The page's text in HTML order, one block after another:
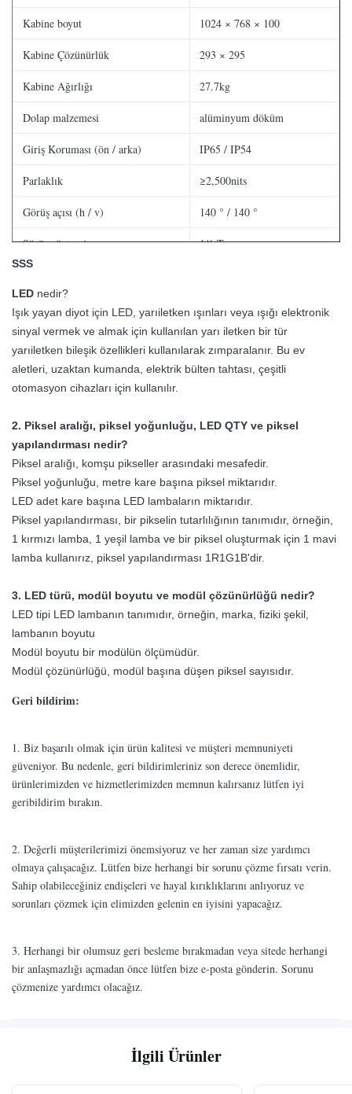
Kabine boyut 1024 × 768 × 100
Kabine Çözünürlük 293 × 295
Kabine Ağırlığı 27.7kg
Dolap malzemesi alüminyum döküm
Giriş Koruması (ön / arka) IP65 / IP54
Parlaklık ≥2,500nits
Görüş açısı (h / v) 140 ° / 140 °
Sürüş yöntemi 1/6 Tarama
Veri Yenileme Hızı > 2000Hz
Gri Ölçek 16bit
Güç Tüketimi (ort.) 300W / m
60Hz
Sıcaklık (çalışma / depolama)
Nem (çalışma / depolama)
% 10 ~% 90 RH /% 10 ~%
85 RH
Ömür ≥100000 Saat
SSS
LED nedir?
Işık yayan diyot için LED, yarıiletken ışınları veya ışığı elektronik
sinyal vermek ve almak için kullanılan yarı iletken bir tür
yarıiletken bileşik özellikleri kullanılarak zımparalanır. Bu ev
aletleri, uzaktan kumanda, elektrik bülten tahtası, çeşitli
otomasyon cihazları için kullanılır.
2. Piksel aralığı, piksel yoğunluğu, LED QTY ve piksel
yapılandırması nedir?
Piksel aralığı, komşu pikseller arasındaki mesafedir.
Piksel yoğunluğu, metre kare başına piksel miktarıdır.
LED adet kare başına LED lambaların miktarıdır.
Piksel yapılandırması, bir pikselin tutarlılığının tanımıdır, örneğin,
1 kırmızı lamba, 1 yeşil lamba ve bir piksel oluşturmak için 1 mavi
lamba kullanırız, piksel yapılandırması 1R1G1B'dir.
3. LED türü, modül boyutu ve modül çözünürlüğü nedir?
LED tipi LED lambanın tanımıdır, örneğin, marka, fiziki şekil,
lambanın boyutu
Modül boyutu bir modülün ölçümüdür.
Modül çözünürlüğü, modül başına düşen piksel sayısıdır.
Geri bildirim:
1. Biz başarılı olmak için ürün kalitesi ve müşteri memnuniyeti
güveniyor. Bu nedenle, geri bildirimleriniz son derece önemlidir,
ürünlerimizden ve hizmetlerimizden memnun kalırsanız lütfen iyi
geribildirim bırakın.
2. Değerli müşterilerimizi önemsiyoruz ve her zaman size yardımcı
olmaya çalışacağız. Lütfen bize herhangi bir sorunu çözme fırsatı verin.
Sahip olabileceğiniz endişeleri ve hayal kırıklıklarını anlıyoruz ve
sorunları çözmek için elimizden gelenin en iyisini yapacağız.
3. Herhangi bir olumsuz geri besleme bırakmadan veya sitede herhangi
bir anlaşmazlığı açmadan önce lütfen bize e-posta gönderin. Sorunu
çözmenize yardımcı olacağız.
İlgili Ürünler